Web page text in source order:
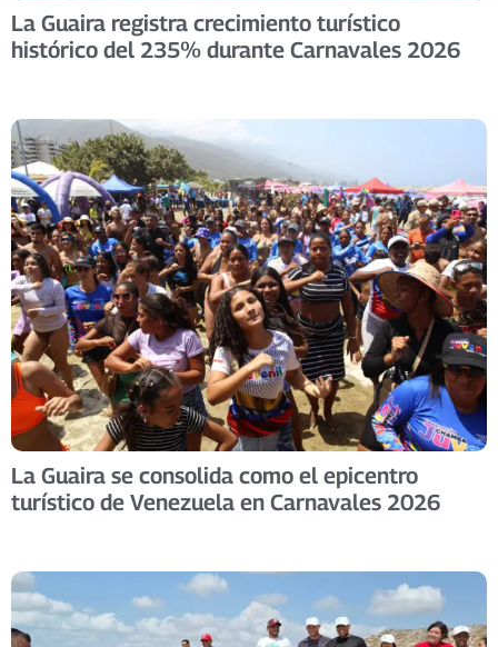
La Guaira registra crecimiento turístico
histórico del 235% durante Carnavales 2026
La Guaira se consolida como el epicentro
turístico de Venezuela en Carnavales 2026